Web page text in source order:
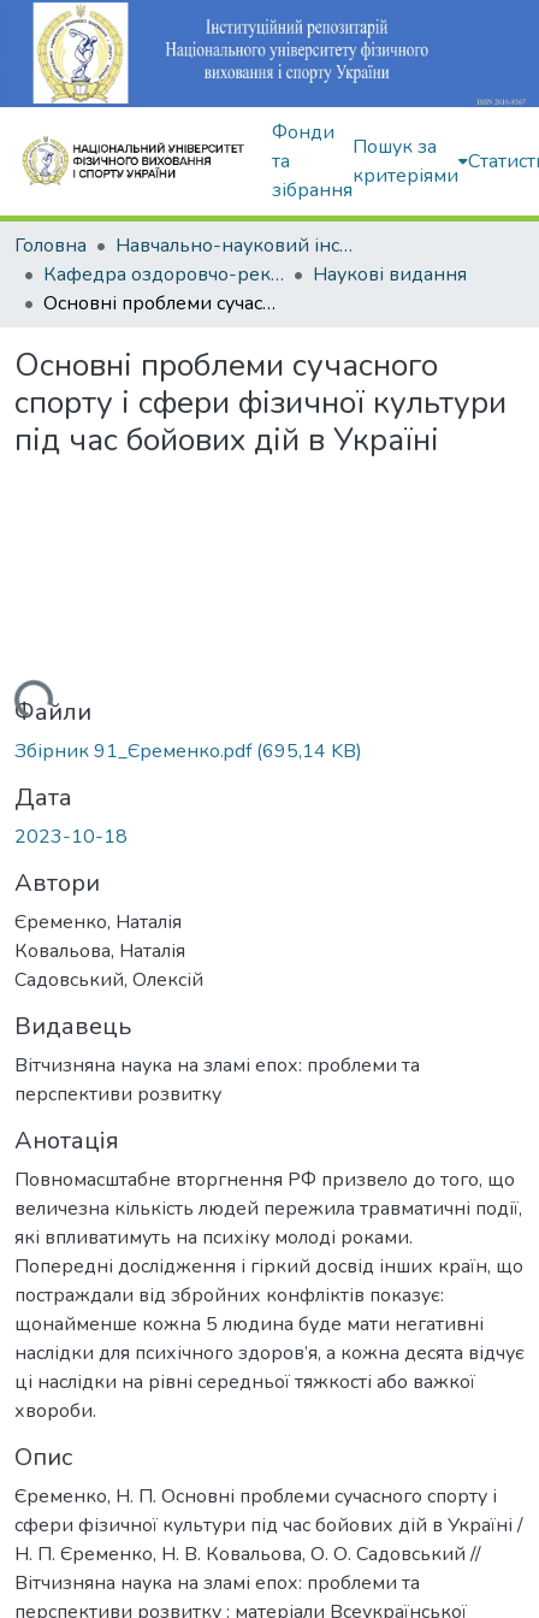
Фонди
та
зібрання
Пошук за
критеріями
Головна
Навчально-науковий інститут здоров'я, реабілітації та фізичного виховання
Кафедра оздоровчо-рекреаційної рухової активності
Наукові видання
Основні проблеми сучасного спорту і сфери фізичної культури під час бойових дій в Україні
Основні проблеми сучасного
спорту і сфери фізичної культури
під час бойових дій в Україні
Файли
Збірник 91_Єременко.pdf(695,14 KB)
Дата
2023-10-18
Автори
Єременко, Наталія
Ковальова, Наталія
Садовський, Олексій
Видавець
Вітчизняна наука на зламі епох: проблеми та
перспективи розвитку
Анотація
Повномасштабне вторгнення РФ призвело до того, що
величезна кількість людей пережила травматичні події,
які впливатимуть на психіку молоді роками.
Попередні дослідження і гіркий досвід інших країн, що
постраждали від збройних конфліктів показує:
щонайменше кожна 5 людина буде мати негативні
наслідки для психічного здоров’я, а кожна десята відчує
ці наслідки на рівні середньої тяжкості або важкої
хвороби.
Опис
Єременко, Н. П. Основні проблеми сучасного спорту і
сфери фізичної культури під час бойових дій в Україні /
Н. П. Єременко, Н. В. Ковальова, О. О. Садовський //
Вітчизняна наука на зламі епох: проблеми та
перспективи розвитку : матеріали Всеукраїнської